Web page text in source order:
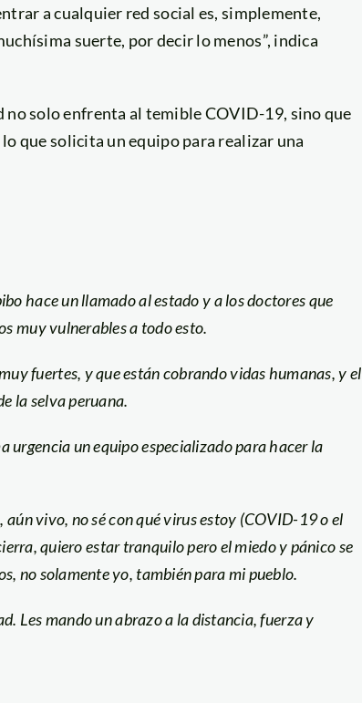
a cualquier red social es, simplemente,
suerte, por decir lo menos”, indica
no solo enfrenta al temible COVID-19, sino que
que solicita un equipo para realizar una
hace un llamado al estado y a los doctores que
muy vulnerables a todo esto.
fuertes, y que están cobrando vidas humanas, y el
la selva peruana.
urgencia un equipo especializado para hacer la
vivo, no sé con qué virus estoy (COVID-19 o el
quiero estar tranquilo pero el miedo y pánico se
no solamente yo, también para mi pueblo.
Les mando un abrazo a la distancia, fuerza y